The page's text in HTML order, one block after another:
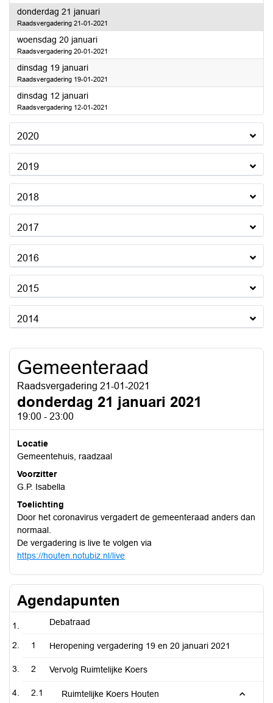
donderdag 21 januari2021
Raadsvergadering 21-01-2021
woensdag 20 januari2021
Raadsvergadering 20-01-2021
dinsdag 19 januari2021
Raadsvergadering 19-01-2021
dinsdag 12 januari2021
Raadsvergadering 12-01-2021
2020
2019
2018
2017
2016
2015
2014
Gemeenteraad
Raadsvergadering 21-01-2021
donderdag 21 januari 2021
19:00 - 23:00
Locatie
Gemeentehuis, raadzaal
Voorzitter
G.P. Isabella
Toelichting
Door het coronavirus vergadert de gemeenteraad anders dan
normaal.
De vergadering is live te volgen via
https://houten.notubiz.nl/live
Agendapunten
Debatraad
1 Heropening vergadering 19 en 20 januari 2021
2 Vervolg Ruimtelijke Koers
2.1 Ruimtelijke Koers Houten